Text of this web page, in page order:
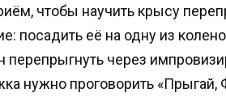
чтобы научить крысу
посадить её на одну из
перепрыгнуть через
нужно проговорить «Прыгай,